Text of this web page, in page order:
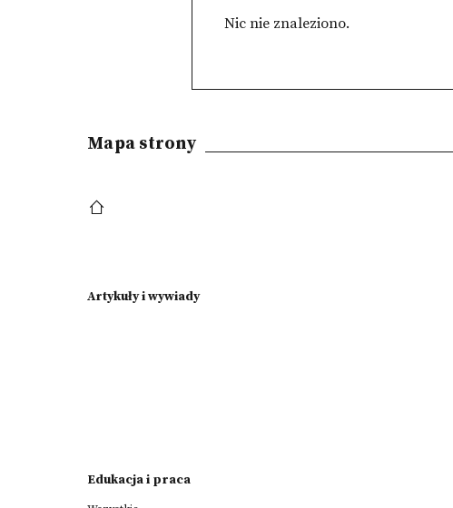
Nic nie znaleziono.
Mapa strony
Artykuły i wywiady
Edukacja i praca